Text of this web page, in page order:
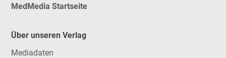
MedMedia Startseite
Über unseren Verlag
Mediadaten